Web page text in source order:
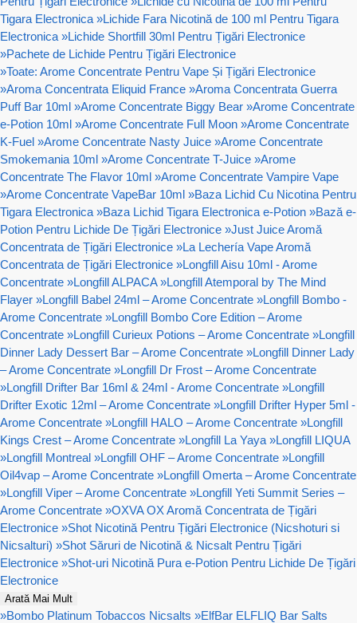
Tigara Electronica »Lichide Fara Nicotină de 100 ml Pentru Tigara
Electronica »Lichide Shortfill 30ml Pentru Țigări Electronice
»Pachete de Lichide Pentru Țigări Electronice
»Toate: Arome Concentrate Pentru Vape Și Țigări Electronice
»Aroma Concentrata Eliquid France »Aroma Concentrata Guerra
Puff Bar 10ml »Arome Concentrate Biggy Bear »Arome Concentrate
e-Potion 10ml »Arome Concentrate Full Moon »Arome Concentrate
K-Fuel »Arome Concentrate Nasty Juice »Arome Concentrate
Smokemania 10ml »Arome Concentrate T-Juice »Arome
Concentrate The Flavor 10ml »Arome Concentrate Vampire Vape
»Arome Concentrate VapeBar 10ml »Baza Lichid Cu Nicotina Pentru
Tigara Electronica »Baza Lichid Tigara Electronica e-Potion »Bază e-
Potion Pentru Lichide De Țigări Electronice »Just Juice Aromă
Concentrata de Țigări Electronice »La Lechería Vape Aromă
Concentrata de Țigări Electronice »Longfill Aisu 10ml - Arome
Concentrate »Longfill ALPACA »Longfill Atemporal by The Mind
Flayer »Longfill Babel 24ml – Arome Concentrate »Longfill Bombo -
Arome Concentrate »Longfill Bombo Core Edition – Arome
Concentrate »Longfill Curieux Potions – Arome Concentrate »Longfill
Dinner Lady Dessert Bar – Arome Concentrate »Longfill Dinner Lady
– Arome Concentrate »Longfill Dr Frost – Arome Concentrate
»Longfill Drifter Bar 16ml & 24ml - Arome Concentrate »Longfill
Drifter Exotic 12ml – Arome Concentrate »Longfill Drifter Hyper 5ml -
Arome Concentrate »Longfill HALO – Arome Concentrate »Longfill
Kings Crest – Arome Concentrate »Longfill La Yaya »Longfill LIQUA
»Longfill Montreal »Longfill OHF – Arome Concentrate »Longfill
Oil4vap – Arome Concentrate »Longfill Omerta – Arome Concentrate
»Longfill Viper – Arome Concentrate »Longfill Yeti Summit Series –
Arome Concentrate »OXVA OX Aromă Concentrata de Țigări
Electronice »Shot Nicotină Pentru Țigări Electronice (Nicshoturi si
Nicsalturi) »Shot Săruri de Nicotină & Nicsalt Pentru Țigări
Electronice »Shot-uri Nicotină Pura e-Potion Pentru Lichide De Țigări
Electronice
Arată Mai Mult
»Bombo Platinum Tobaccos Nicsalts »ElfBar ELFLIQ Bar Salts